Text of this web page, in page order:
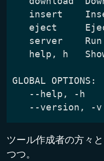
ツール作成者の方々
つつ。